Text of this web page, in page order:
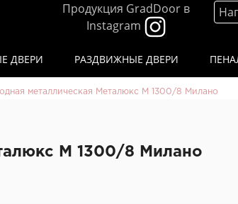
Продукция GradDoor в
Instagram
ДВЕРИ РАЗДВИЖНЫЕ ДВЕРИ
металлическая Металюкс М 1300/8 Милано
М 1300/8 Милано